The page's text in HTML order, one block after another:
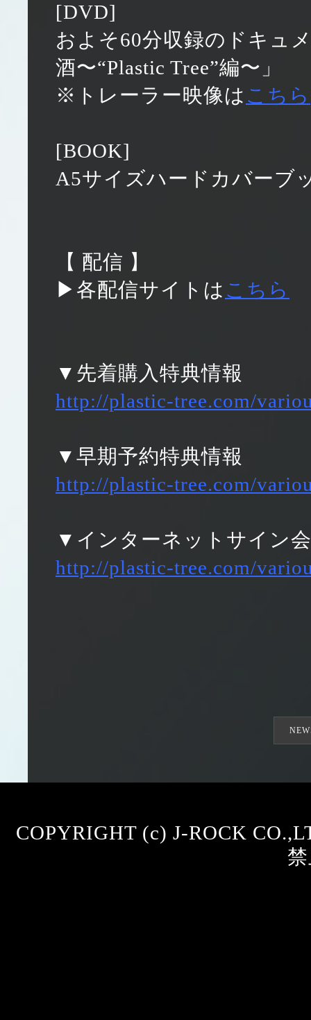
[DVD]
およそ60分収録のドキュ
酒〜“Plastic Tree”編〜」
※トレーラー映像は こちら
[BOOK]
A5サイズハードカバーブ
【 配信 】
▶各配信サイトは こちら
▼先着購入特典情報
http://plastic-tree.com/
▼早期予約特典情報
http://plastic-tree.com/
▼インターネットサイン
http://plastic-tree.com/
COPYRIGHT (c) J-ROCK